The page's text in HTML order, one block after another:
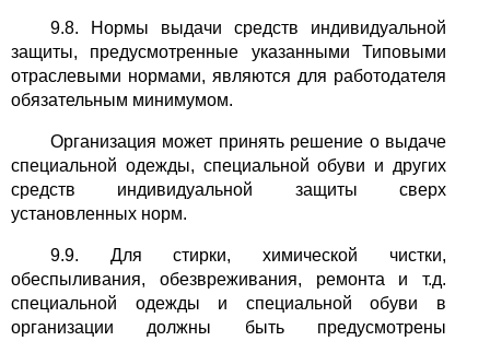
9.8. Нормы выдачи средств индивидуальной
защиты, предусмотренные указанными Типовыми
отраслевыми нормами, являются для работодателя
обязательным минимумом.
Организация может принять решение о выдаче
специальной одежды, специальной обуви и других
средств индивидуальной защиты сверх
установленных норм.
9.9. Для стирки, химической чистки,
обеспыливания, обезвреживания, ремонта и т.д.
специальной одежды и специальной обуви в
организации должны быть предусмотрены